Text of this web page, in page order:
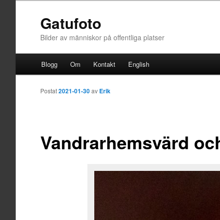
Gatufoto
Bilder av människor på offentliga platser
Huvudmeny
Hoppa till huvudinnehåll
Blogg Om Kontakt English
Vandrarhemsvärd
Postat2021-01-30av Erik